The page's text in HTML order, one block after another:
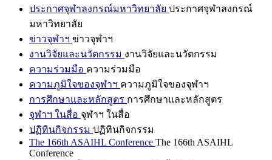
ประกาศจุฬาลงกรณ์มหาวิทยาลัย ประกาศจุฬาลงกรณ์
มหาวิทยาลัย
ข่าวจุฬาฯ ข่าวจุฬาฯ
งานวิจัยและนวัตกรรม งานวิจัยและนวัตกรรม
ความร่วมมือ ความร่วมมือ
ความภูมิใจของจุฬาฯ ความภูมิใจของจุฬาฯ
การศึกษาและหลักสูตร การศึกษาและหลักสูตร
จุฬาฯ ในสื่อ จุฬาฯ ในสื่อ
ปฏิทินกิจกรรม ปฏิทินกิจกรรม
The 166th ASAIHL Conference The 166th ASAIHL
Conference